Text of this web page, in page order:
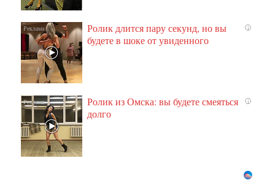
i
Ролик длится пару секунд, но вы
будете в шоке от увиденного
i
Ролик из Омска: вы будете смеяться
долго